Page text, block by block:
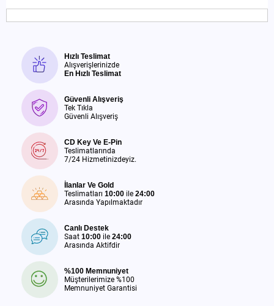
Hızlı Teslimat
Alışverişlerinizde
En Hızlı Teslimat
Güvenli Alışveriş
Tek Tıkla
Güvenli Alışveriş
CD Key Ve E-Pin
Teslimatlarında
7/24 Hizmetinizdeyiz.
İlanlar Ve Gold
Teslimatları 10:00 ile 24:00
Arasında Yapılmaktadır
Canlı Destek
Saat 10:00 ile 24:00
Arasında Aktifdir
%100 Memnuniyet
Müşterilerimize %100
Memnuniyet Garantisi